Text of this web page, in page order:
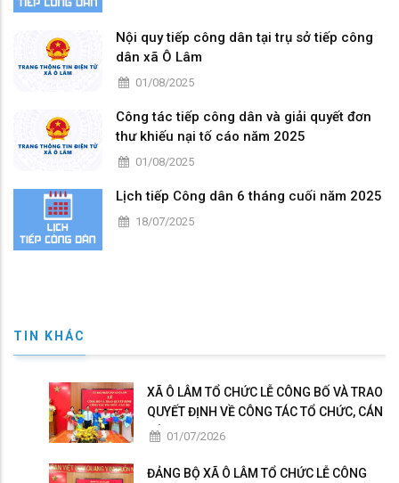
Nội quy tiếp công dân tại trụ sở tiếp công
dân xã Ô Lâm
01/08/2025
Công tác tiếp công dân và giải quyết đơn
thư khiếu nại tố cáo năm 2025
01/08/2025
Lịch tiếp Công dân 6 tháng cuối năm 2025
18/07/2025
TIN KHÁC
XÃ Ô LÂM TỔ CHỨC LỄ CÔNG BỐ VÀ TRAO
QUYẾT ĐỊNH VỀ CÔNG TÁC TỔ CHỨC, CÁN
BỘ 01/07/2026
ĐẢNG BỘ XÃ Ô LÂM TỔ CHỨC LỄ CÔNG